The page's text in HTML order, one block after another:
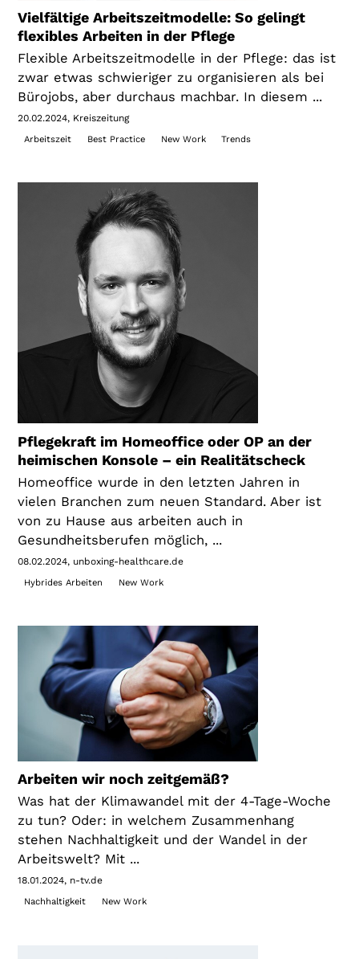
Vielfältige Arbeitszeitmodelle: So gelingt
flexibles Arbeiten in der Pflege
Flexible Arbeitszeitmodelle in der Pflege: das ist
zwar etwas schwieriger zu organisieren als bei
Bürojobs, aber durchaus machbar. In diesem ...
20.02.2024 Kreiszeitung
Arbeitszeit Best Practice New Work Trends
Pflegekraft im Homeoffice oder OP an der
heimischen Konsole – ein Realitätscheck
Homeoffice wurde in den letzten Jahren in
vielen Branchen zum neuen Standard. Aber ist
von zu Hause aus arbeiten auch in
Gesundheitsberufen möglich, ...
08.02.2024 unboxing-healthcare.de
Hybrides Arbeiten New Work
Arbeiten wir noch zeitgemäß?
Was hat der Klimawandel mit der 4-Tage-Woche
zu tun? Oder: in welchem Zusammenhang
stehen Nachhaltigkeit und der Wandel in der
Arbeitswelt? Mit ...
18.01.2024 n-tv.de
Nachhaltigkeit New Work